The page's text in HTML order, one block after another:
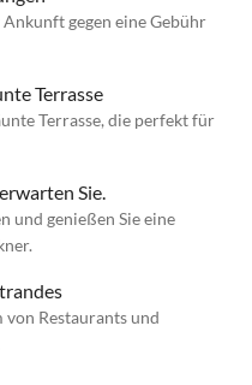
gegen eine Gebühr
Terrasse
Terrasse, die perfekt für
Sie.
und genießen Sie eine
Restaurants und